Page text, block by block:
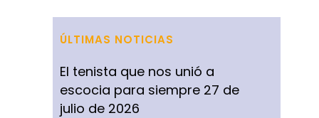
ÚLTIMAS NOTICIAS
El tenista que nos unió a
escocia para siempre 27 de
julio de 2026